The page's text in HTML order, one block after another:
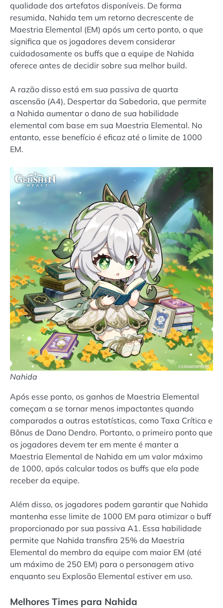
qualidade dos artefatos disponíveis. De forma
resumida, Nahida tem um retorno decrescente de
Maestria Elemental (EM) após um certo ponto, o que
significa que os jogadores devem considerar
cuidadosamente os buffs que a equipe de Nahida
oferece antes de decidir sobre sua melhor build.
A razão disso está em sua passiva de quarta
ascensão (A4), Despertar da Sabedoria, que permite
a Nahida aumentar o dano de sua habilidade
elemental com base em sua Maestria Elemental. No
entanto, esse benefício é eficaz até o limite de 1000
EM.
Nahida
Após esse ponto, os ganhos de Maestria Elemental
começam a se tornar menos impactantes quando
comparados a outras estatísticas, como Taxa Crítica e
Bônus de Dano Dendro. Portanto, o primeiro ponto que
os jogadores devem ter em mente é manter a
Maestria Elemental de Nahida em um valor máximo
de 1000, após calcular todos os buffs que ela pode
receber da equipe.
Além disso, os jogadores podem garantir que Nahida
mantenha esse limite de 1000 EM para otimizar o buff
proporcionado por sua passiva A1. Essa habilidade
permite que Nahida transfira 25% da Maestria
Elemental do membro da equipe com maior EM (até
um máximo de 250 EM) para o personagem ativo
enquanto seu Explosão Elemental estiver em uso.
Melhores Times para Nahida